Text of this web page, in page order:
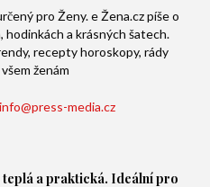
pro Ženy. e Žena.cz píše o
hodinkách a krásných šatech.
recepty horoskopy, rády
ženám
info@press-media.cz
a praktická. Ideální pro